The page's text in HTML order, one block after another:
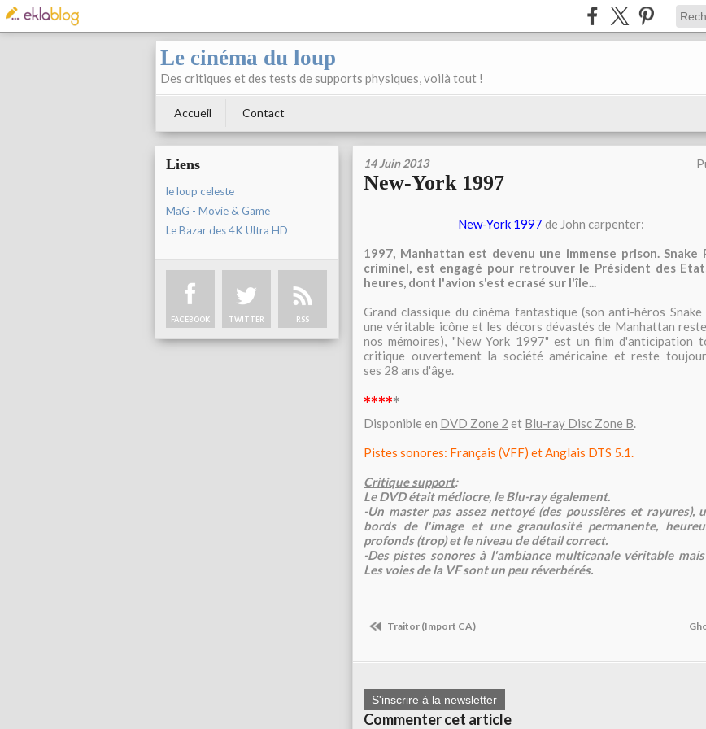
Le cinéma du loup
Des critiques et des tests de supports physiques, voilà tout !
Accueil Contact
Liens
le loup celeste
MaG - Movie & Game
Le Bazar des 4K Ultra HD
FACEBOOK TWITTER RSS
14 Juin 2013
New-York 1997
New-York 1997 de John carpenter:
1997, Manhattan est devenu une immense prison. Snake
criminel, est engagé pour retrouver le Président des
heures, dont l'avion s'est ecrasé sur l'île...
Grand classique du cinéma fantastique (son anti-héros
une véritable icône et les décors dévastés de Manhattan
nos mémoires), "New York 1997" est un film d'anticipation
critique ouvertement la société américaine et reste
ses 28 ans d'âge.
*****
Disponible en DVD Zone 2 et Blu-ray Disc Zone B.
Pistes sonores: Français (VFF) et Anglais DTS 5.1.
Critique support:
Le DVD était médiocre, le Blu-ray également.
-Un master pas assez nettoyé (des poussières et
bords de l'image et une granulosité permanente,
profonds (trop) et le niveau de détail correct.
-Des pistes sonores à l'ambiance multicanale véritable
Les voies de la VF sont un peu réverbérés.
Traitor (Import CA)
S'inscrire à la newsletter
Commenter cet article